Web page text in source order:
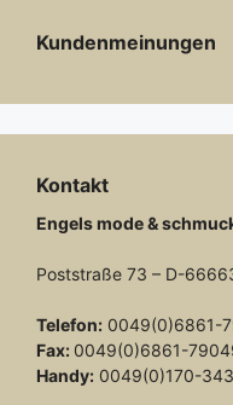
Kundenmeinungen
Kontakt
Engels mode &
Poststraße 73 – D-
Telefon: 0049(0)6861-
Fax: 0049(0)6861-
Handy: 0049(0)170-